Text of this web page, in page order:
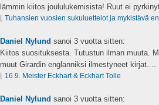
lämmin kiitos joululukemisista! Ruut ei
⌊ Tuhansien vuosien sukuluettelot ja mykistävä
Daniel Nylund sanoi 3 vuotta sitten:
Kiitos suosituksesta. Tutustun ilman muuta.
muut Girardin englanniksi ilmestyneet kirjat....
⌊ 16.9. Meister Eckhart & Eckhart Tolle
Daniel Nylund sanoi 3 vuotta sitten: